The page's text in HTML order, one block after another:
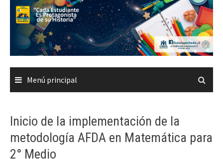
Saltar
contenido
Menú principal
Inicio de la implementación de la
metodología AFDA en Matemática para
2° Medio